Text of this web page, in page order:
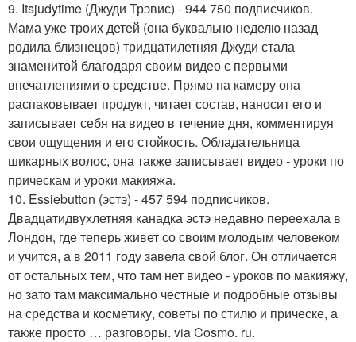
9. Itsjudytime (Джуди Трэвис) - 944 750 подписчиков.
Мама уже троих детей (она буквально неделю назад
родила близнецов) тридцатилетняя Джуди стала
знаменитой благодаря своим видео с первыми
впечатлениями о средстве. Прямо на камеру она
распаковывает продукт, читает состав, наносит его и
записывает себя на видео в течение дня, комментируя
свои ощущения и его стойкость. Обладательница
шикарных волос, она также записывает видео - уроки по
прическам и уроки макияжа.
10. Essiebutton (эстэ) - 457 594 подписчиков.
Двадцатидвухлетняя канадка эстэ недавно переехала в
Лондон, где теперь живет со своим молодым человеком
и учится, а в 2011 году завела свой блог. Он отличается
от остальных тем, что там нет видео - уроков по макияжу,
но зато там максимально честные и подробные отзывы
на средства и косметику, советы по стилю и прическе, а
также просто … разговоры. via Cosmo. ru.